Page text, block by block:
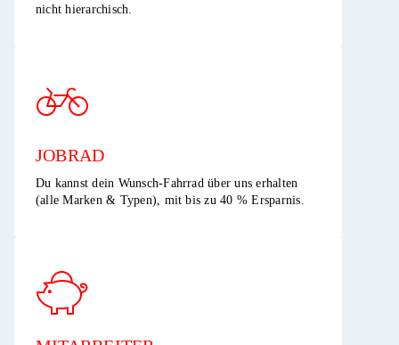
nicht hierarchisch.​
JOBRAD
Du kannst dein Wunsch-Fahrrad über uns erhalten
(alle Marken & Typen), mit bis zu 40 % Ersparnis.​